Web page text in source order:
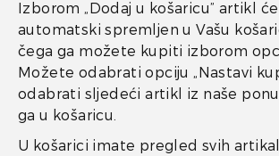
Izborom „Dodaj u košaricu” artikl
automatski spremljen u Vašu
čega ga možete kupiti izborom
Možete odabrati opciju „Nastavi
odabrati sljedeći artikl iz naše
ga u košaricu.
U košarici imate pregled svih